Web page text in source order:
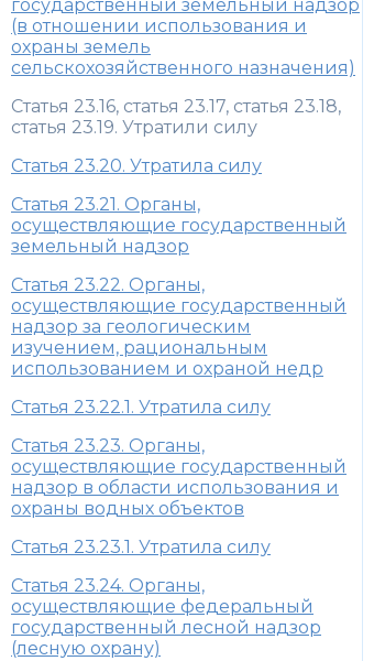
государственный земельный надзор
(в отношении использования и
охраны земель
сельскохозяйственного назначения)
Статья 23.16, статья 23.17, статья 23.18,
статья 23.19. Утратили силу
Статья 23.20. Утратила силу
Статья 23.21. Органы,
осуществляющие государственный
земельный надзор
Статья 23.22. Органы,
осуществляющие государственный
надзор за геологическим
изучением, рациональным
использованием и охраной недр
Статья 23.22.1. Утратила силу
Статья 23.23. Органы,
осуществляющие государственный
надзор в области использования и
охраны водных объектов
Статья 23.23.1. Утратила силу
Статья 23.24. Органы,
осуществляющие федеральный
государственный лесной надзор
(лесную охрану)